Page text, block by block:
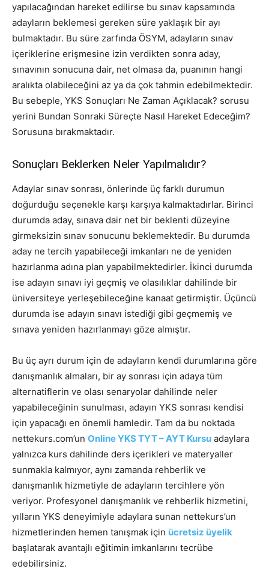
yapılacağından hareket edilirse bu sınav kapsamında
adayların beklemesi gereken süre yaklaşık bir ayı
bulmaktadır. Bu süre zarfında ÖSYM, adayların sınav
içeriklerine erişmesine izin verdikten sonra aday,
sınavının sonucuna dair, net olmasa da, puanının hangi
aralıkta olabileceğini az ya da çok tahmin edebilmektedir.
Bu sebeple, YKS Sonuçları Ne Zaman Açıklacak? sorusu
yerini Bundan Sonraki Süreçte Nasıl Hareket Edeceğim?
Sorusuna bırakmaktadır.
Sonuçları Beklerken Neler Yapılmalıdır?
Adaylar sınav sonrası, önlerinde üç farklı durumun
doğurduğu seçenekle karşı karşıya kalmaktadırlar. Birinci
durumda aday, sınava dair net bir beklenti düzeyine
girmeksizin sınav sonucunu beklemektedir. Bu durumda
aday ne tercih yapabileceği imkanları ne de yeniden
hazırlanma adına plan yapabilmektedirler. İkinci durumda
ise adayın sınavı iyi geçmiş ve olasılıklar dahilinde bir
üniversiteye yerleşebileceğine kanaat getirmiştir. Üçüncü
durumda ise adayın sınavı istediği gibi geçmemiş ve
sınava yeniden hazırlanmayı göze almıştır.
Bu üç ayrı durum için de adayların kendi durumlarına göre
danışmanlık almaları, bir ay sonrası için adaya tüm
alternatiflerin ve olası senaryolar dahilinde neler
yapabileceğinin sunulması, adayın YKS sonrası kendisi
için yapacağı en önemli hamledir. Tam da bu noktada
nettekurs.com’un Online YKS TYT – AYT Kursu adaylara
yalnızca kurs dahilinde ders içerikleri ve materyaller
sunmakla kalmıyor, aynı zamanda rehberlik ve
danışmanlık hizmetiyle de adayların tercihlere yön
veriyor. Profesyonel danışmanlık ve rehberlik hizmetini,
yılların YKS deneyimiyle adaylara sunan nettekurs’un
hizmetlerinden hemen tanışmak için ücretsiz üyelik
başlatarak avantajlı eğitimin imkanlarını tecrübe
edebilirsiniz.